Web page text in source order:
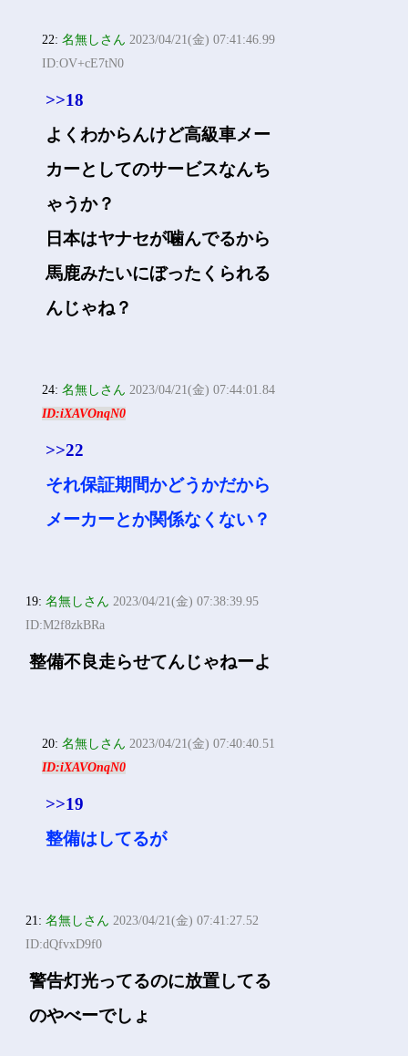
22:名無しさん 2023/04/21(金) 07:41:46.99
ID:OV+cE7tN0
>>18
よくわからんけど高級車メー
カーとしてのサービスなんち
ゃうか？
日本はヤナセが噛んでるから
馬鹿みたいにぼったくられる
んじゃね？
24:名無しさん 2023/04/21(金) 07:44:01.84
ID:iXAVOnqN0
>>22
それ保証期間かどうかだから
メーカーとか関係なくない？
19:名無しさん 2023/04/21(金) 07:38:39.95
ID:M2f8zkBRa
整備不良走らせてんじゃねーよ
20:名無しさん 2023/04/21(金) 07:40:40.51
ID:iXAVOnqN0
>>19
整備はしてるが
21:名無しさん 2023/04/21(金) 07:41:27.52
ID:dQfvxD9f0
警告灯光ってるのに放置してる
のやべーでしょ